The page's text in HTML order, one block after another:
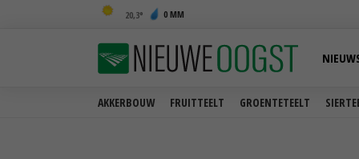
20,3 0 MM
AKKERBOUW FRUITTEELT GROENTETEELT